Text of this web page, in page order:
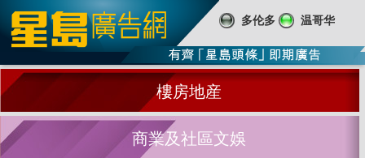
多伦多 温哥华
樓房地産
商業及社區文娛